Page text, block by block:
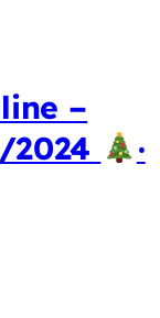
–
2024
‧